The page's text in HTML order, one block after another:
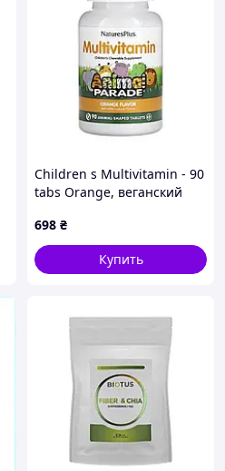
Children s Multivitamin - 90
tabs Orange, веганский
698 ₴
Купить